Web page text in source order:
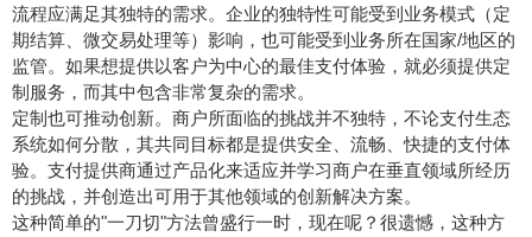
流程应满足其独特的需求。企业的独特性可能受到业务模式（定
期结算、微交易处理等）影响，也可能受到业务所在国家/地区的
监管。如果想提供以客户为中心的最佳支付体验，就必须提供定
制服务，而其中包含非常复杂的需求。
定制也可推动创新。商户所面临的挑战并不独特，不论支付生态
系统如何分散，其共同目标都是提供安全、流畅、快捷的支付体
验。支付提供商通过产品化来适应并学习商户在垂直领域所经历
的挑战，并创造出可用于其他领域的创新解决方案。
这种简单的"一刀切"方法曾盛行一时，现在呢？很遗憾，这种方